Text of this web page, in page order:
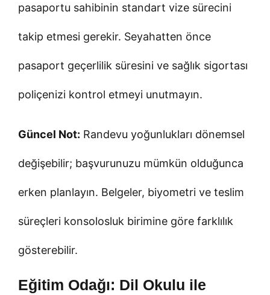
pasaportu sahibinin standart vize sürecini
takip etmesi gerekir. Seyahatten önce
pasaport geçerlilik süresini ve sağlık sigortası
poliçenizi kontrol etmeyi unutmayın.
Güncel Not: Randevu yoğunlukları dönemsel
değişebilir; başvurunuzu mümkün olduğunca
erken planlayın. Belgeler, biyometri ve teslim
süreçleri konsolosluk birimine göre farklılık
gösterebilir.
Eğitim Odağı: Dil Okulu ile